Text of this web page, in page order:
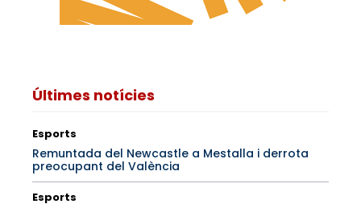
Últimes notícies
Esports
Remuntada del Newcastle a Mestalla i derrota
preocupant del València
Esports